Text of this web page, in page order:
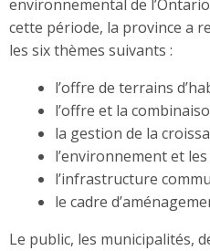
environnemental de
cette période, la province a
les six thèmes suivants :
l’offre de terrains
l’offre et la
la gestion de la
l’environnement et
l’infrastructure
le cadre
Le public, les municipalités,